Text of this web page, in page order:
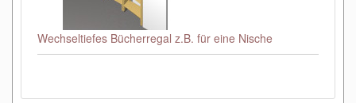
Wechseltiefes Bücherregal z.B. für eine Nische